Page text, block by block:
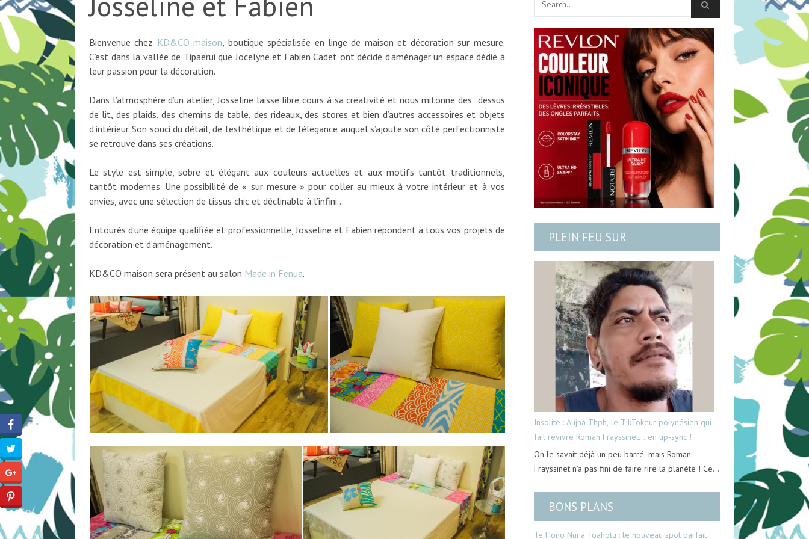
Bienvenue chez KD&CO maison, boutique spécialisée en linge de maison et décoration sur mesure.
C’est dans la vallée de Tipaerui que Jocelyne et Fabien Cadet ont décidé d’aménager un espace dédié à
leur passion pour la décoration.
Dans l’atmosphère d’un atelier, Josseline laisse libre cours à sa créativité et nous mitonne des dessus
de lit, des plaids, des chemins de table, des rideaux, des stores et bien d’autres accessoires et objets
d’intérieur. Son souci du détail, de l’esthétique et de l’élégance auquel s’ajoute son côté perfectionniste
se retrouve dans ses créations.
Le style est simple, sobre et élégant aux couleurs actuelles et aux motifs tantôt traditionnels,
tantôt modernes. Une possibilité de « sur mesure » pour coller au mieux à votre intérieur et à vos
envies, avec une sélection de tissus chic et déclinable à l’infini…
Entourés d’une équipe qualifiée et professionnelle, Josseline et Fabien répondent à tous vos projets de
décoration et d’aménagement.
KD&CO maison sera présent au salon Made in Fenua.
PLEIN FEU SUR
Insolite : Alijha Thph, le TikTokeur polynésien qui
fait revivre Roman Frayssinet… en lip-sync !
On le savait déjà un peu barré, mais Roman
Frayssinet n’a pas fini de faire rire la planète ! Ce…
BONS PLANS
Te Hono Nui à Toahotu : le nouveau spot parfait